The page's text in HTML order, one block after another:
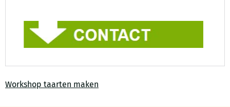
Workshop taarten maken